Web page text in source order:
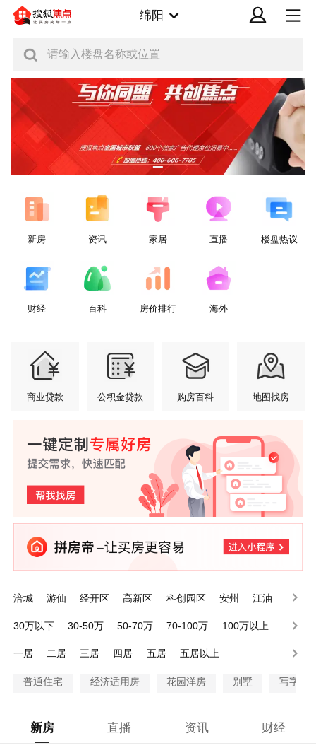
绵阳
请输入楼盘名称或位置
新房 资讯 家居 直播 楼盘热议
财经 百科 房价排行 海外
商业贷款 公积金贷款 购房百科 地图找房
涪城 游仙 经开区 高新区 科创园区 安州
江油
30万以下
30-50万 50-70万 70-100万 100万以上
一居 二居 三居 四居 五居 五居以上
普通住宅 经济适用房 花园洋房 别墅 写字楼
新房 直播 资讯 财经